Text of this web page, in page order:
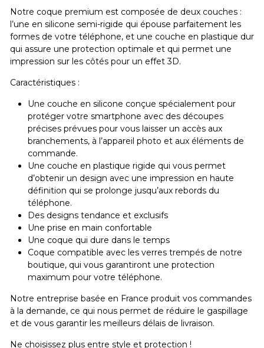
Notre coque premium est composée de deux couches :
l’une en silicone semi-rigide qui épouse parfaitement les
formes de votre téléphone, et une couche en plastique dur
qui assure une protection optimale et qui permet une
impression sur les côtés pour un effet 3D.
Caractéristiques :
Une couche en silicone conçue spécialement pour
protéger votre smartphone avec des découpes
précises prévues pour vous laisser un accès aux
branchements, à l’appareil photo et aux éléments de
commande.
Une couche en plastique rigide qui vous permet
d’obtenir un design avec une impression en haute
définition qui se prolonge jusqu’aux rebords du
téléphone.
Des designs tendance et exclusifs
Une prise en main confortable
Une coque qui dure dans le temps
Coque compatible avec les verres trempés de notre
boutique, qui vous garantiront une protection
maximum pour votre téléphone.
Notre entreprise basée en France produit vos commandes
à la demande, ce qui nous permet de réduire le gaspillage
et de vous garantir les meilleurs délais de livraison.
Ne choisissez plus entre style et protection !